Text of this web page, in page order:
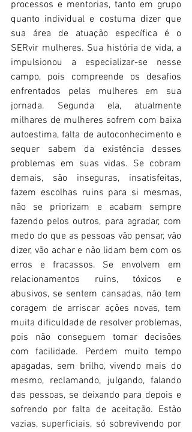
processos e mentorias, tanto em grupo
quanto individual e costuma dizer que
sua área de atuação específica é o
SERvir mulheres. Sua história de vida, a
impulsionou a especializar-se nesse
campo, pois compreende os desafios
enfrentados pelas mulheres em sua
jornada. Segunda ela, atualmente
milhares de mulheres sofrem com baixa
autoestima, falta de autoconhecimento e
sequer sabem da existência desses
problemas em suas vidas. Se cobram
demais, são inseguras, insatisfeitas,
fazem escolhas ruins para si mesmas,
não se priorizam e acabam sempre
fazendo pelos outros, para agradar, com
medo do que as pessoas vão pensar, vão
dizer, vão achar e não lidam bem com os
erros e fracassos. Se envolvem em
relacionamentos ruins, tóxicos e
abusivos, se sentem cansadas, não tem
coragem de arriscar ações novas, tem
muita dificuldade de resolver problemas,
pois não conseguem tomar decisões
com facilidade. Perdem muito tempo
apagadas, sem brilho, vivendo mais do
mesmo, reclamando, julgando, falando
das pessoas, se deixando para depois e
sofrendo por falta de aceitação. Estão
vazias, superficiais, só sobrevivendo por